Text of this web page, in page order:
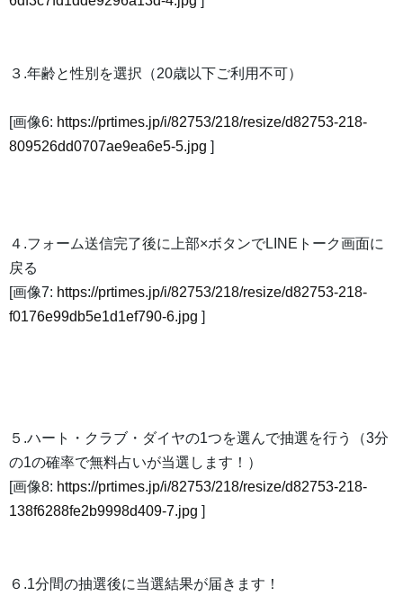
３.年齢と性別を選択（20歳以下ご利用不可）
[画像6: https://prtimes.jp/i/82753/218/resize/d82753-218-
809526dd0707ae9ea6e5-5.jpg ]
４.フォーム送信完了後に上部×ボタンでLINEトーク画面に
戻る
[画像7: https://prtimes.jp/i/82753/218/resize/d82753-218-
f0176e99db5e1d1ef790-6.jpg ]
５.ハート・クラブ・ダイヤの1つを選んで抽選を行う（3分
の1の確率で無料占いが当選します！）
[画像8: https://prtimes.jp/i/82753/218/resize/d82753-218-
138f6288fe2b9998d409-7.jpg ]
６.1分間の抽選後に当選結果が届きます！